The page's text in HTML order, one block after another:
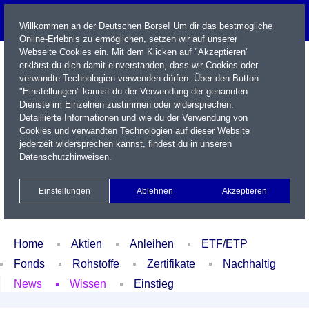
Name / WKN / ISIN / Kürzel
Xetra Realtime
Watchlist Portfolio Login
Home Aktien Anleihen
ETF/ETP
Fonds
Rohstoffe Zertifikate
Nachhaltig
News
Wissen Einstieg
Willkommen an der Deutschen Börse! Um dir das bestmögliche
Online-Erlebnis zu ermöglichen, setzen wir auf unserer
Webseite Cookies ein. Mit dem Klicken auf "Akzeptieren"
erklärst du dich damit einverstanden, dass wir Cookies oder
verwandte Technologien verwenden dürfen. Über den Button
"Einstellungen" kannst du der Verwendung der genannten
Dienste im Einzelnen zustimmen oder widersprechen.
Detaillierte Informationen und wie du der Verwendung von
Cookies und verwandten Technologien auf dieser Website
jederzeit widersprechen kannst, findest du in unseren
Datenschutzhinweisen.
Einstellungen Ablehnen Akzeptieren